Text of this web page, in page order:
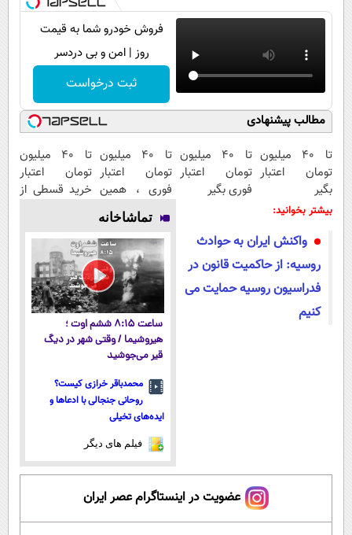
فروش خودرو شما به قیمت
روز | امن و بی دردسر
ثبت درخواست
مطالب پیشنهادی
تا ۴۰ میلیون
تومان اعتبار
بگیر
تا 40 میلیون
تومان اعتبار
فوری بگیر
تا 40 میلیون
تومان اعتبار
فوری ، همین
الان دریافت کن
تا ۴۰ میلیون
تومان اعتبار
خرید قسطی از
بیشتر بخوانید:
واکنش ایران به حوادث
روسیه: از حاکمیت قانون در
فدراسیون روسیه حمایت می
کنیم
تماشاخانه
ساعت ۸:۱۵ ششم اوت ؛
هیروشیما / وقتی شهر در دیگ
قیر می‌جوشید
محمدباقر خرازی کیست؟
روحانی جنجالی با ادعاها و
ایده‌های تخیلی
فیلم های دیگر
عضویت در اینستاگرام عصر ایران